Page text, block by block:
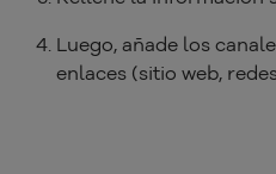
Luego, añade los
enlaces (sitio web,